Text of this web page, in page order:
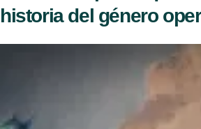
historia del género